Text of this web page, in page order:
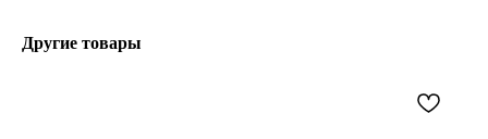
Другие товары